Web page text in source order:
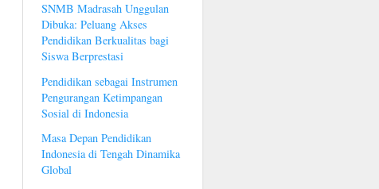
SNMB Madrasah Unggulan
Dibuka: Peluang Akses
Pendidikan Berkualitas bagi
Siswa Berprestasi
Pendidikan sebagai Instrumen
Pengurangan Ketimpangan
Sosial di Indonesia
Masa Depan Pendidikan
Indonesia di Tengah Dinamika
Global